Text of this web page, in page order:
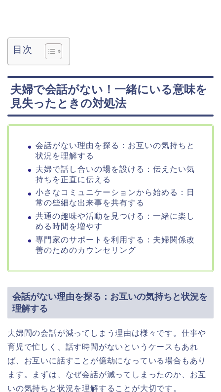
目次
夫婦で会話がない！一緒にいる意味を
見失ったときの対処法
会話がない理由を探る：お互いの気持ちと
状況を理解する
夫婦で話し合いの場を設ける：伝えたい気
持ちを正直に伝える
小さなコミュニケーションから始める：日
常の些細な出来事を共有する
共通の趣味や活動を見つける：一緒に楽し
める時間を増やす
専門家のサポートを利用する：夫婦関係改
善のためのカウンセリング
会話がない理由を探る：お互いの気持ちと状況を
理解する
夫婦間の会話が減ってしまう理由は様々です。仕事や
育児で忙しく、話す時間がないというケースもあれ
ば、お互いに話すことが億劫になっている場合もあり
ます。まずは、なぜ会話が減ってしまったのか、お互
いの気持ちと状況を理解することが大切です。